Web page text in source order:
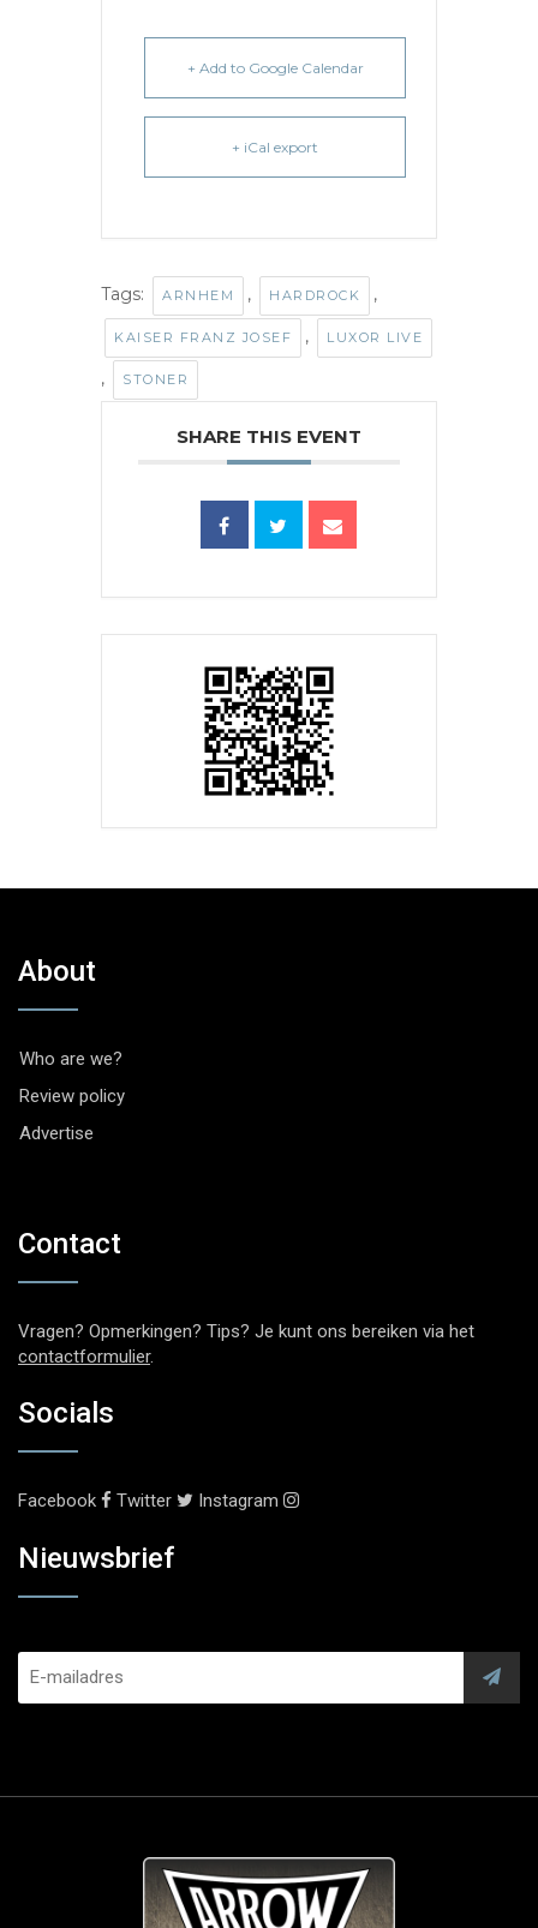
+ Add to Google Calendar
+ iCal export
Tags: ARNHEM , HARDROCK ,
KAISER FRANZ JOSEF , LUXOR LIVE
, STONER
SHARE THIS EVENT
About
Who are we?
Review policy
Advertise
Contact
Vragen? Opmerkingen? Tips? Je kunt ons bereiken via het
contactformulier.
Socials
Facebook Twitter Instagram
Nieuwsbrief